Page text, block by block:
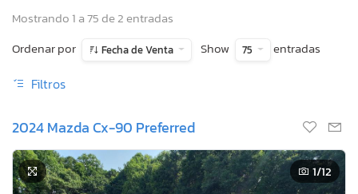
Mostrando 1 a 75 de 2 entradas
Ordenar por
Fecha de Venta Show 75 entradas
Filtros
2024 Mazda Cx-90 Preferred
1/12